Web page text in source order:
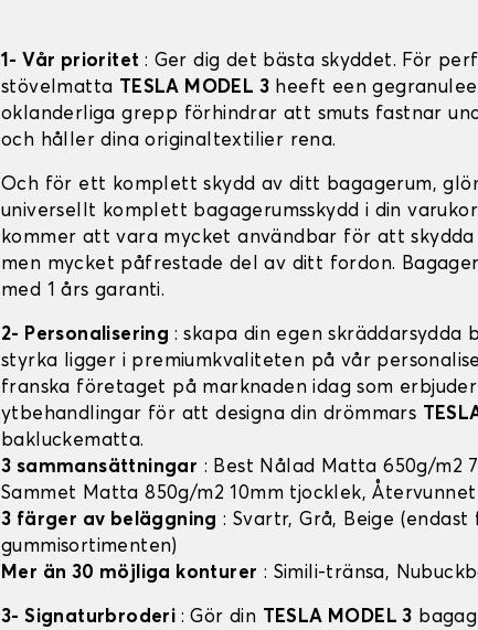
1- Vår prioritet : Ger dig det bästa skyddet. För
stövelmatta
TESLA MODEL 3 heeft een
oklanderliga grepp förhindrar att smuts fastnar
och håller dina originaltextilier rena.
Och för ett komplett skydd av ditt bagagerum,
universellt komplett bagagerumsskydd i din
kommer att vara mycket användbar för att
men mycket påfrestade del av ditt fordon.
med 1 års garanti.
2- Personalisering : skapa din egen skräddarsydda
styrka ligger i premiumkvaliteten på vår
franska företaget på marknaden idag som
ytbehandlingar för att designa din drömmars
bakluckematta.
3 sammansättningar : Best Nålad Matta 650g/m2
Sammet Matta 850g/m2 10mm tjocklek, Återvunnet
3 färger av beläggning : Svartr, Grå, Beige
gummisortimenten)
Mer än 30 möjliga konturer : Simili-tränsa,
3- Signaturbroderi : Gör din TESLA MODEL 3